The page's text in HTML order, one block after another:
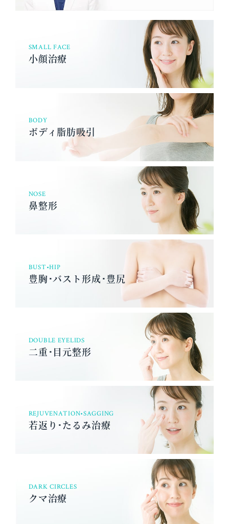
SMALL FACE
小顔治療
BODY
ボディ脂肪吸引
NOSE
鼻整形
BUST•HIP
豊胸･バスト形成･豊尻
DOUBLE EYELIDS
二重･目元整形
REJUVENATION•SAGGING
若返り･たるみ治療
DARK CIRCLES
クマ治療